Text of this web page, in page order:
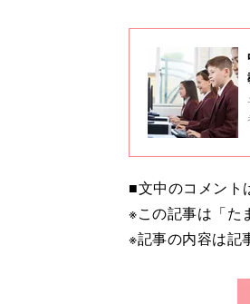
■文中のコメント
※この記事は「た
※記事の内容は記